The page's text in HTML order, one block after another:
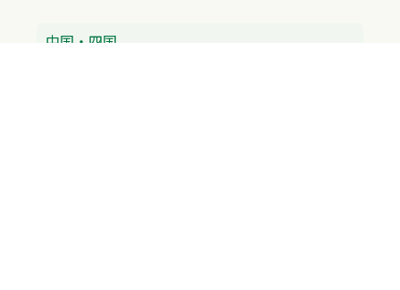
中国・四国